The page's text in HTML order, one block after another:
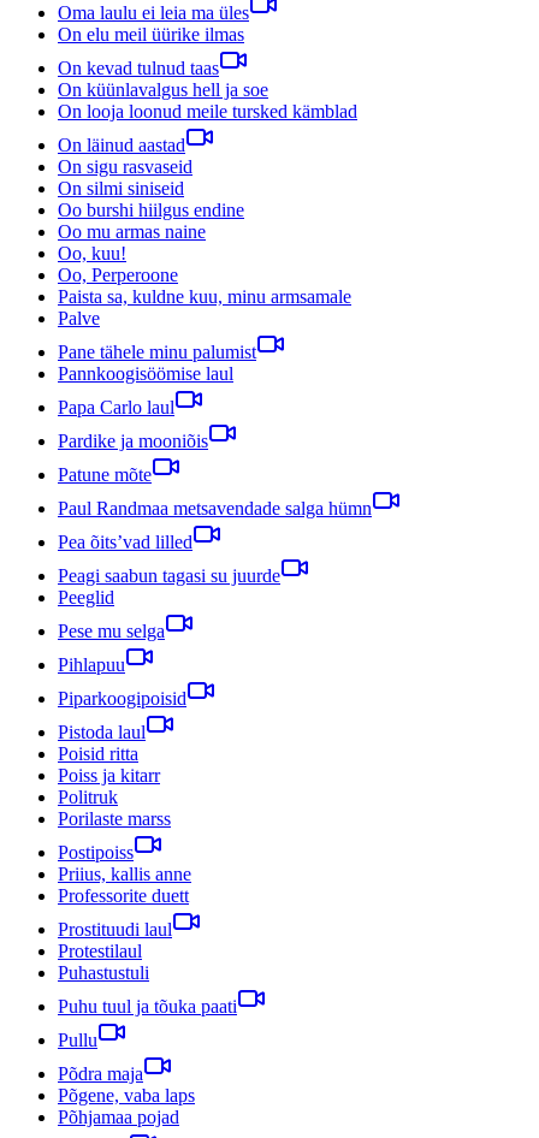
Oma laulu ei leia ma üles
On elu meil üürike ilmas
On kevad tulnud taas
On küünlavalgus hell ja soe
On looja loonud meile tursked kämblad
On läinud aastad
On sigu rasvaseid
On silmi siniseid
Oo burshi hiilgus endine
Oo mu armas naine
Oo, kuu!
Oo, Perperoone
Paista sa, kuldne kuu, minu armsamale
Palve
Pane tähele minu palumist
Pannkoogisöömise laul
Papa Carlo laul
Pardike ja mooniõis
Patune mõte
Paul Randmaa metsavendade salga hümn
Pea õits’vad lilled
Peagi saabun tagasi su juurde
Peeglid
Pese mu selga
Pihlapuu
Piparkoogipoisid
Pistoda laul
Poisid ritta
Poiss ja kitarr
Politruk
Porilaste marss
Postipoiss
Priius, kallis anne
Professorite duett
Prostituudi laul
Protestilaul
Puhastustuli
Puhu tuul ja tõuka paati
Pullu
Põdra maja
Põgene, vaba laps
Põhjamaa pojad